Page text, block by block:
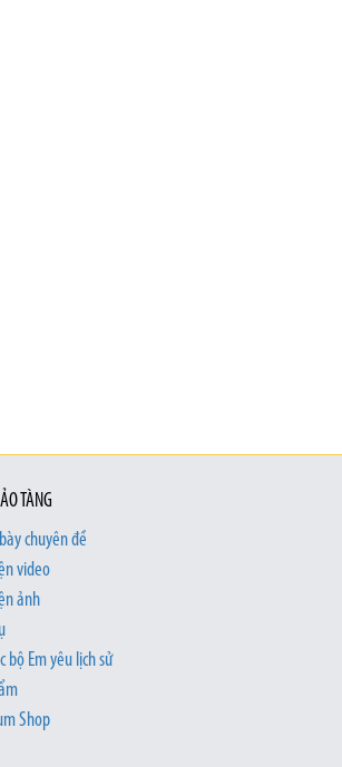
TÀNG
chuyên đề
video
ảnh
bộ Em yêu lịch sử
Shop